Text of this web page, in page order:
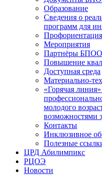
Образование
Сведения о
программ для
Мероприятия
Партнёры БПОО
Повышение
Доступная среда
Материально-
«Горячая
молодого
возможностями
Контакты
Инклюзивное
Полезные
ЦРД Абилимпикс
РЦОЭ
Новости